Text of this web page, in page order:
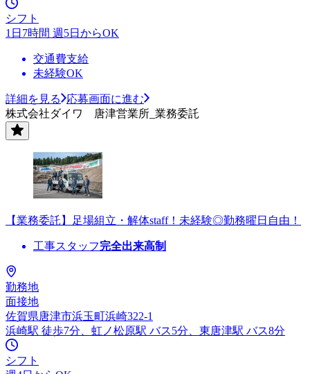
シフト
1日7時間 週5日からOK
交通費支給
未経験OK
詳細を見る
応募画面に進む
株式会社ダイワ 唐津営業所_業務委託
【業務委託】足場組立・解体staff！未経験◎勤務曜日自由！
工事スタッフ完全出来高制
勤務地
面接地
佐賀県唐津市浜玉町浜崎322-1
浜崎駅 徒歩7分、虹ノ松原駅 バス5分、東唐津駅 バス8分
シフト